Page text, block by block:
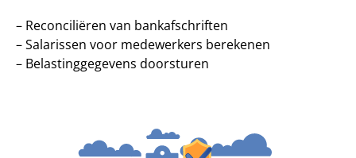
– Reconciliëren van bankafschriften
– Salarissen voor medewerkers berekenen
– Belastinggegevens doorsturen